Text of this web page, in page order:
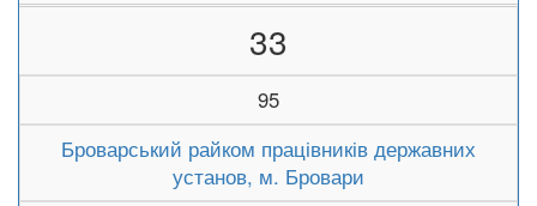
33
95
Броварський райком працівників державних
установ, м. Бровари